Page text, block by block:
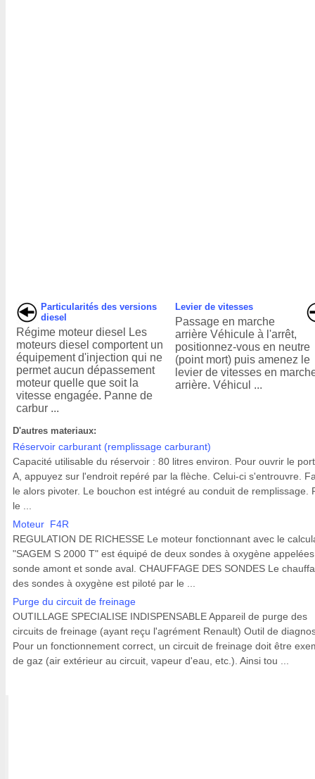
Particularités des versions
diesel
Régime moteur diesel Les
moteurs diesel comportent un
équipement d'injection qui ne
permet aucun dépassement
moteur quelle que soit la
vitesse engagée. Panne de
carbur ...
Levier de vitesses
Passage en marche
arrière Véhicule à l'arrêt,
positionnez-vous en neutre
(point mort) puis amenez le
levier de vitesses en
arrière. Véhicul ...
D'autres materiaux:
Réservoir carburant (remplissage carburant)
Capacité utilisable du réservoir : 80 litres environ. Pour ouvrir le
A, appuyez sur l'endroit repéré par la flèche. Celui-ci s'entrouvre.
le alors pivoter. Le bouchon est intégré au conduit de remplissage.
le ...
Moteur F4R
REGULATION DE RICHESSE Le moteur fonctionnant avec le
"SAGEM S 2000 T" est équipé de deux sondes à oxygène appelées
sonde amont et sonde aval. CHAUFFAGE DES SONDES Le
des sondes à oxygène est piloté par le ...
Purge du circuit de freinage
OUTILLAGE SPECIALISE INDISPENSABLE Appareil de purge des
circuits de freinage (ayant reçu l'agrément Renault) Outil de
Pour un fonctionnement correct, un circuit de freinage doit être
de gaz (air extérieur au circuit, vapeur d'eau, etc.). Ainsi tou ...